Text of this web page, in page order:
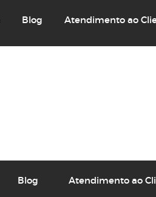
Blog Atendimento ao
Blog Atendimento ao